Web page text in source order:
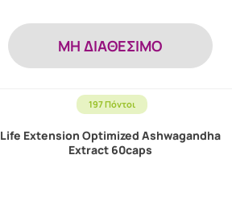
MH ΔΙΑΘΕΣΙΜΟ
197 Πόντοι
Life Extension Optimized Ashwagandha
Extract 60caps